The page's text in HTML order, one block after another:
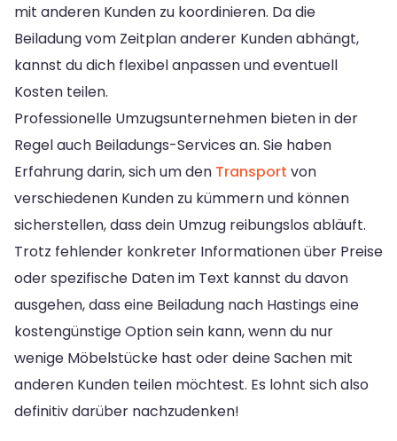
mit anderen Kunden zu koordinieren. Da die
Beiladung vom Zeitplan anderer Kunden abhängt,
kannst du dich flexibel anpassen und eventuell
Kosten teilen.
Professionelle Umzugsunternehmen bieten in der
Regel auch Beiladungs-Services an. Sie haben
Erfahrung darin, sich um den Transport von
verschiedenen Kunden zu kümmern und können
sicherstellen, dass dein Umzug reibungslos abläuft.
Trotz fehlender konkreter Informationen über Preise
oder spezifische Daten im Text kannst du davon
ausgehen, dass eine Beiladung nach Hastings eine
kostengünstige Option sein kann, wenn du nur
wenige Möbelstücke hast oder deine Sachen mit
anderen Kunden teilen möchtest. Es lohnt sich also
definitiv darüber nachzudenken!